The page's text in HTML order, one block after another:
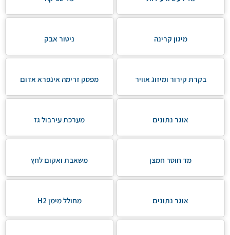
מיגון קרינה ניטור אבק
בקרת קירור ומיזוג אוויר מפסק זרימה אינפרא אדום
אוגר נתונים מערכת עירבול גז
מד חוסר חמצן משאבת ואקום לחץ
אוגר נתונים מחולל מימן H2